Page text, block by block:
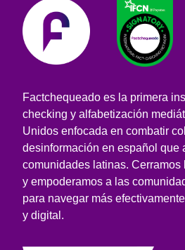
Factchequeado es la primera
checking y alfabetización
Unidos enfocada en combatir
desinformación en español que
comunidades latinas. Cerramos
y empoderamos a las
para navegar más
y digital.